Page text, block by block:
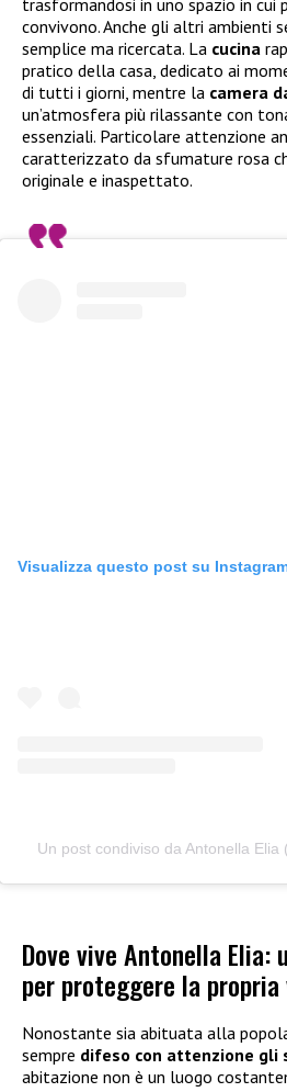
trasformandosi in uno spazio in cui
convivono. Anche gli altri ambienti
semplice ma ricercata. La cucina
pratico della casa, dedicato ai
di tutti i giorni, mentre la camera
un’atmosfera più rilassante con
essenziali. Particolare attenzione
caratterizzato da sfumature rosa
originale e inaspettato.
Visualizza questo post su
Un post condiviso da Antonella Elia
Dove vive Antonella Elia:
per proteggere la
Nonostante sia abituata alla
sempre difeso con attenzione gli
abitazione non è un luogo